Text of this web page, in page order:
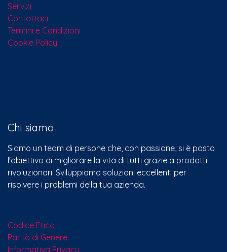
Servizi
Contattaci​
Termini e Condizioni
Cookie Policy
Chi siamo
Siamo un team di persone che, con passione, si è posto
l'obiettivo di migliorare la vita di tutti grazie a prodotti
rivoluzionari. Sviluppiamo soluzioni eccellenti per
risolvere i problemi della tua azienda.
Codice Etico
Parità di Genere
Informativa Privacy